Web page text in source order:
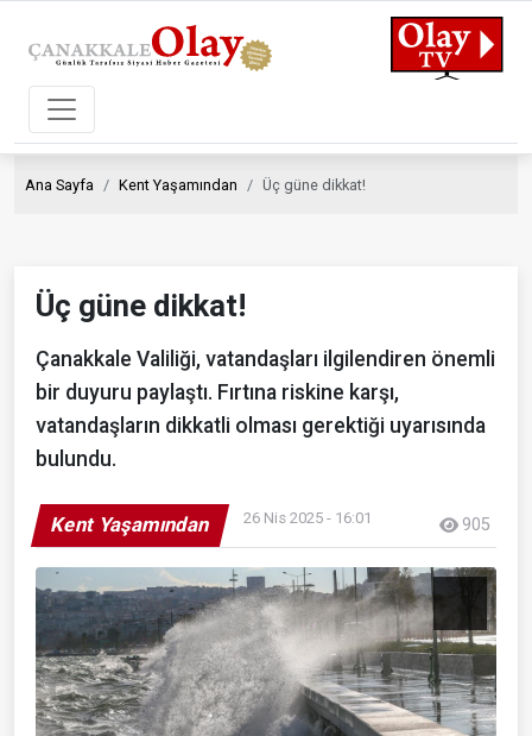
Ana Sayfa Kent Yaşamından Üç güne dikkat!
Üç güne dikkat!
Çanakkale Valiliği, vatandaşları ilgilendiren önemli
bir duyuru paylaştı. Fırtına riskine karşı,
vatandaşların dikkatli olması gerektiği uyarısında
bulundu.
Kent Yaşamından 26 Nis 2025 - 16:01 905